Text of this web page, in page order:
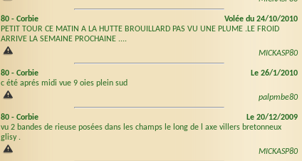
80 - Corbie
Volée du 24/10/2010
PETIT TOUR CE MATIN A LA HUTTE BROUILLARD PAS VU UNE PLUME .LE FROID
ARRIVE LA SEMAINE PROCHAINE ....
MICKASP80
80 - Corbie
Le 26/1/2010
c été aprés midi vue 9 oies plein sud
palpmbe80
80 - Corbie
Le 20/12/2009
vu 2 bandes de rieuse posées dans les champs le long de l axe villers bretonneux
glisy .
MICKASP80